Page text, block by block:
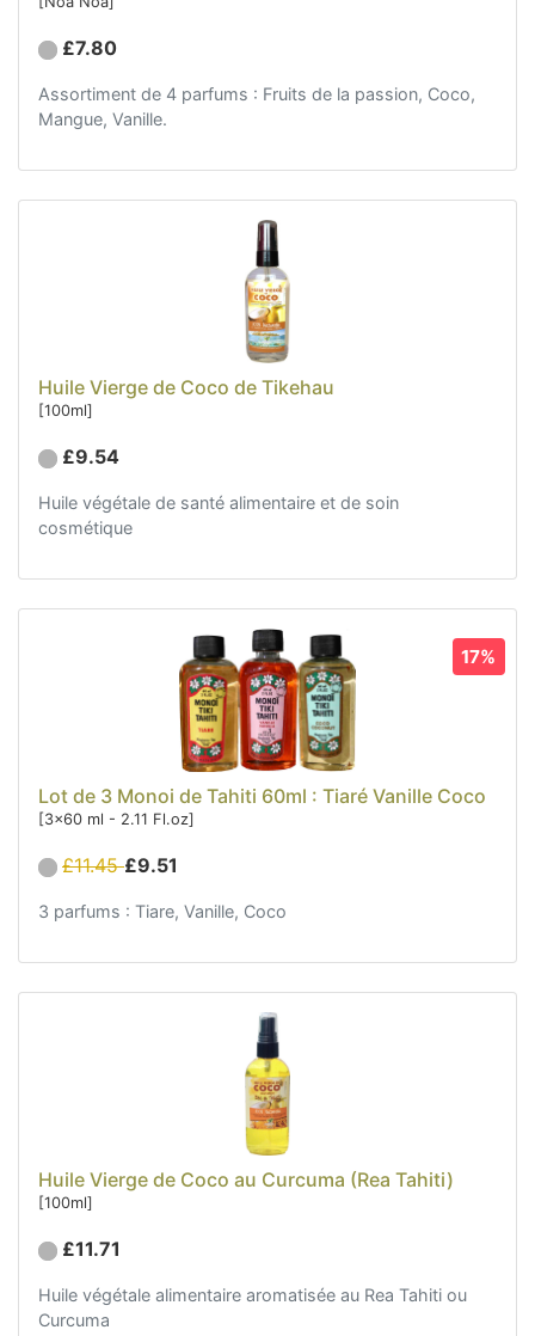
£7.80
Assortiment de 4 parfums : Fruits de la passion, Coco,
Mangue, Vanille.
Huile Vierge de Coco de Tikehau
[100ml]
£9.54
Huile végétale de santé alimentaire et de soin
cosmétique
17%
Lot de 3 Monoi de Tahiti 60ml : Tiaré Vanille Coco
[3x60 ml - 2.11 Fl.oz]
£11.45£9.51
3 parfums : Tiare, Vanille, Coco
Huile Vierge de Coco au Curcuma (Rea Tahiti)
[100ml]
£11.71
Huile végétale alimentaire aromatisée au Rea Tahiti ou
Curcuma